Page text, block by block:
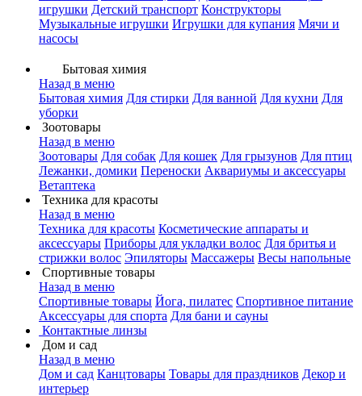
игрушки Детский транспорт Конструкторы
Музыкальные игрушки Игрушки для купания Мячи и
насосы
Бытовая химия
Назад в меню
Бытовая химия Для стирки Для ванной Для кухни Для
уборки
Зоотовары
Назад в меню
Зоотовары Для собак Для кошек Для грызунов Для птиц
Лежанки, домики Переноски Аквариумы и аксессуары
Ветаптека
Техника для красоты
Назад в меню
Техника для красоты Косметические аппараты и
аксессуары Приборы для укладки волос Для бритья и
стрижки волос Эпиляторы Массажеры Весы напольные
Спортивные товары
Назад в меню
Спортивные товары Йога, пилатес Спортивное питание
Аксессуары для спорта Для бани и сауны
Контактные линзы
Дом и сад
Назад в меню
Дом и сад Канцтовары Товары для праздников Декор и
интерьер